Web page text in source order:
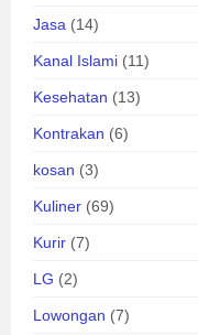
Jasa (14)
Kanal Islami (11)
Kesehatan (13)
Kontrakan (6)
kosan (3)
Kuliner (69)
Kurir (7)
LG (2)
Lowongan (7)